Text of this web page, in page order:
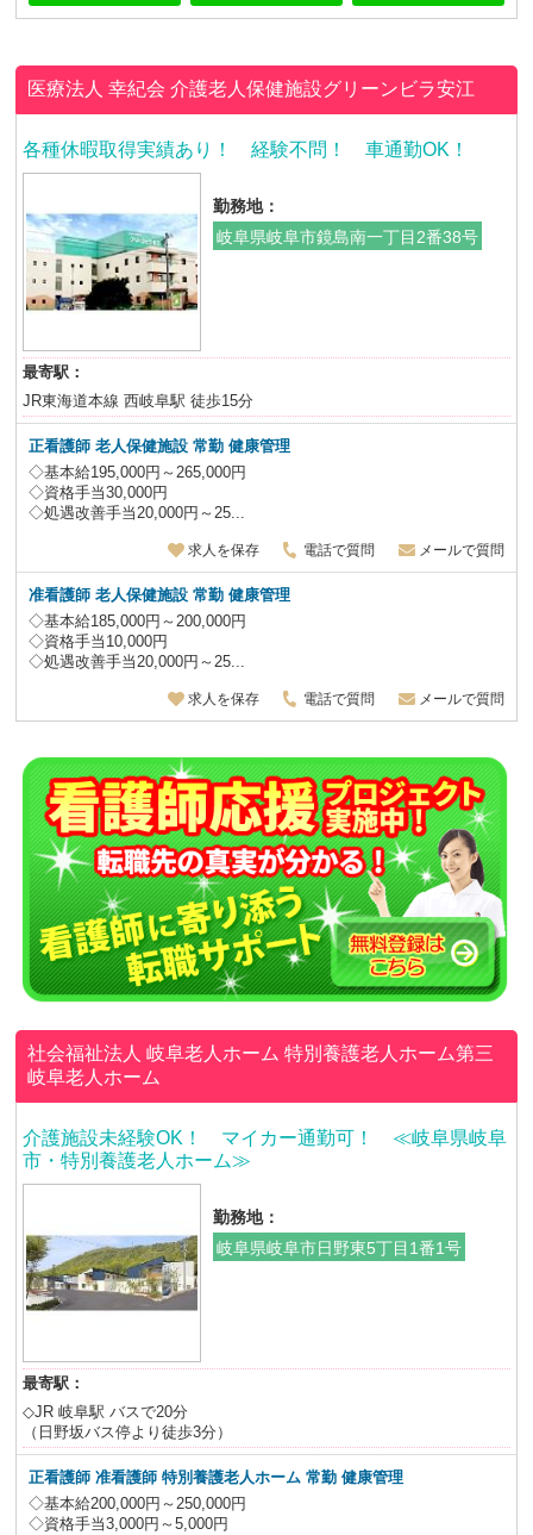
医療法人 幸紀会介護老人保健施設グリーンビラ安江
各種休暇取得実績あり！ 経験不問！ 車通勤OK！
勤務地：
岐阜県岐阜市鏡島南一丁目2番38号
最寄駅：
JR東海道本線 西岐阜駅 徒歩15分
正看護師 老人保健施設常勤 健康管理
◇基本給195,000円～265,000円
◇資格手当30,000円
◇処遇改善手当20,000円～25...
求人を保存 電話で質問 メールで質問
准看護師 老人保健施設常勤 健康管理
◇基本給185,000円～200,000円
◇資格手当10,000円
◇処遇改善手当20,000円～25...
求人を保存 電話で質問 メールで質問
社会福祉法人 岐阜老人ホーム特別養護老人ホーム第三
岐阜老人ホーム
介護施設未経験OK！ マイカー通勤可！ ≪岐阜県岐阜
市・特別養護老人ホーム≫
勤務地：
岐阜県岐阜市日野東5丁目1番1号
最寄駅：
◇JR 岐阜駅 バスで20分
（日野坂バス停より徒歩3分）
正看護師 准看護師 特別養護老人ホーム常勤 健康管理
◇基本給200,000円～250,000円
◇資格手当3,000円～5,000円